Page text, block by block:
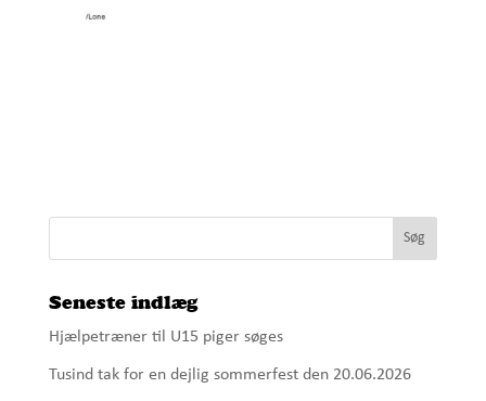
Seneste indlæg
Hjælpetræner til U15 piger søges
Tusind tak for en dejlig sommerfest den 20.06.2026